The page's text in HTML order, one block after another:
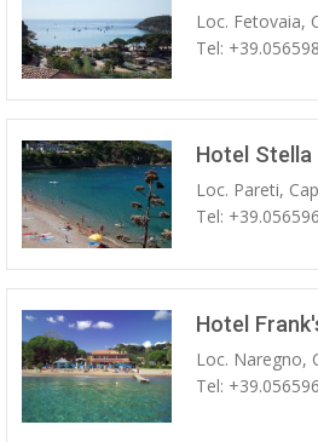
Loc. Fetovaia,
Tel:
Hotel Stella
Loc. Pareti,
Tel:
Hotel
Loc. Naregno,
Tel: